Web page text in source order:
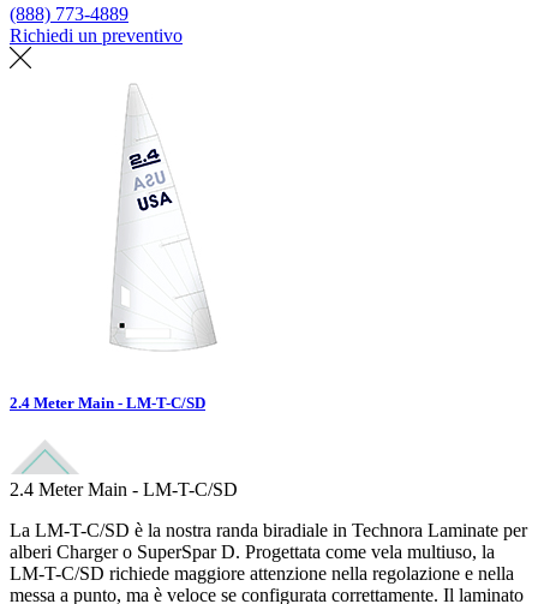
(888) 773-4889
Richiedi un preventivo
2.4 Meter Main - LM-T-C/SD
2.4 Meter Main - LM-T-C/SD
La LM-T-C/SD è la nostra randa biradiale in Technora Laminate per
alberi Charger o SuperSpar D. Progettata come vela multiuso, la
LM-T-C/SD richiede maggiore attenzione nella regolazione e nella
messa a punto, ma è veloce se configurata correttamente. Il laminato